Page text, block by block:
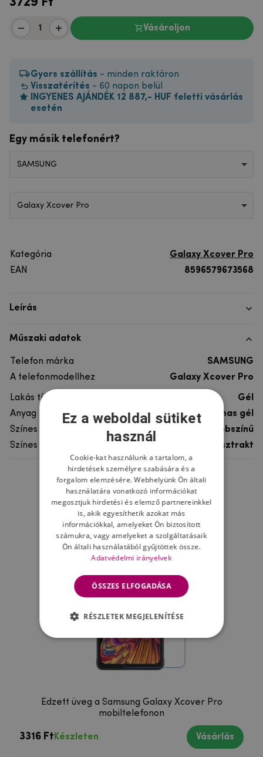
Vásároljon
Gyors szállítás - minden raktáron
Visszatérítés - 60 napon belül
INGYENES AJÁNDÉK 12 887,- HUF feletti vásárlás
esetén
Egy másik telefonért?
SAMSUNG
Galaxy Xcover Pro
Kategória
Galaxy Xcover Pro
EAN
8596579673568
Leírás
Műszaki adatok
Telefon márka
SAMSUNG
A telefonmodellhez
Galaxy Xcover Pro
Lakás típusa
Gél
Anyag
rugalmas gél
Színes
többszínű
Színes motívum
Absztrakt
Ne felejtsd el
Edzett üveg a Samsung Galaxy Xcover Pro
mobiltelefonon
3316 Ft Készleten Vásárlás
Ez a weboldal sütiket
használ
Cookie-kat használunk a tartalom, a
hirdetések személyre szabására és a
forgalom elemzésére. Webhelyünk Ön általi
használatára vonatkozó információkat
megosztjuk hirdetési és elemző partnereinkkel
is, akik egyesíthetik azokat más
információkkal, amelyeket Ön biztosított
számukra, vagy amelyeket a szolgáltatásaik
Ön általi használatából gyűjtöttek össze.
Adatvédelmi irányelvek
ÖSSZES ELFOGADÁSA
RÉSZLETEK MEGJELENÍTÉSE